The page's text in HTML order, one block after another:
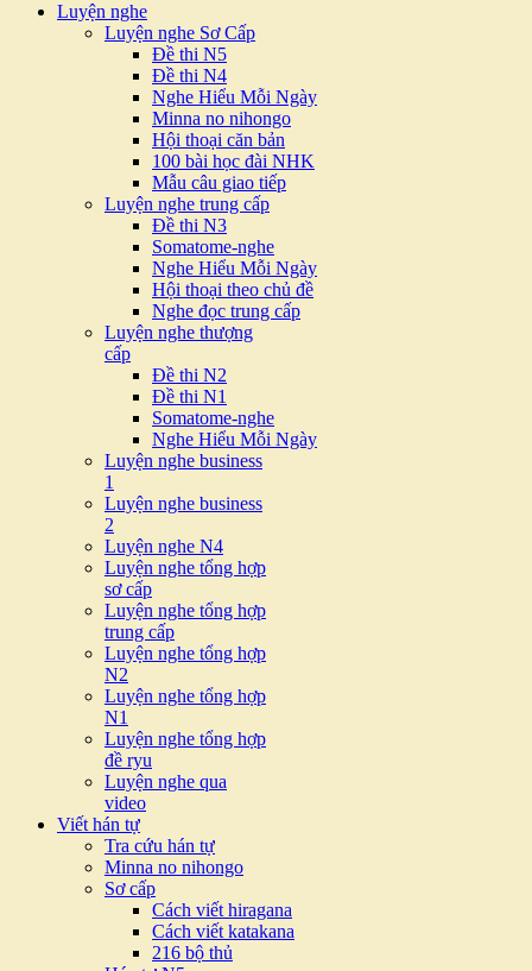
Luyện nghe
Luyện nghe Sơ Cấp
Đề thi N5
Đề thi N4
Nghe Hiểu Mỗi Ngày
Minna no nihongo
Hội thoại căn bản
100 bài học đài NHK
Mẫu câu giao tiếp
Luyện nghe trung cấp
Đề thi N3
Somatome-nghe
Nghe Hiểu Mỗi Ngày
Hội thoại theo chủ đề
Nghe đọc trung cấp
Luyện nghe thượng
cấp
Đề thi N2
Đề thi N1
Somatome-nghe
Nghe Hiểu Mỗi Ngày
Luyện nghe business
1
Luyện nghe business
2
Luyện nghe N4
Luyện nghe tổng hợp
sơ cấp
Luyện nghe tổng hợp
trung cấp
Luyện nghe tổng hợp
N2
Luyện nghe tổng hợp
N1
Luyện nghe tổng hợp
đề ryu
Luyện nghe qua
video
Viết hán tự
Tra cứu hán tự
Minna no nihongo
Sơ cấp
Cách viết hiragana
Cách viết katakana
216 bộ thủ